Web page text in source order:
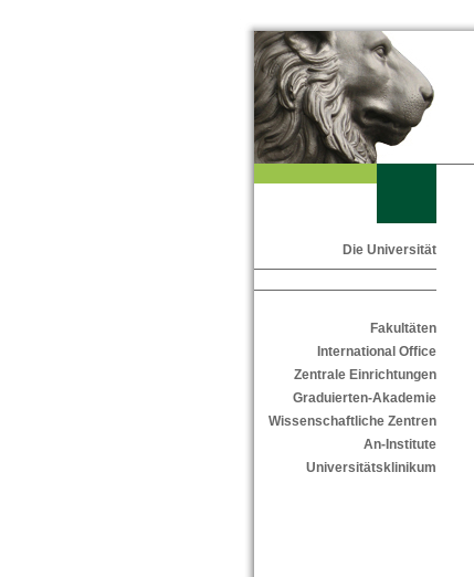
Die Universität
Fakultäten
International Office
Zentrale Einrichtungen
Graduierten-Akademie
Wissenschaftliche Zentren
An-Institute
Universitätsklinikum